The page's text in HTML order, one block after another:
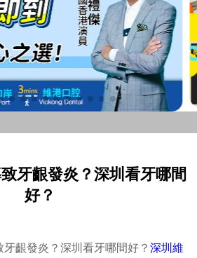
牙齦發炎？深圳看牙哪間
好？
牙齦發炎？深圳看牙哪間好？深圳維